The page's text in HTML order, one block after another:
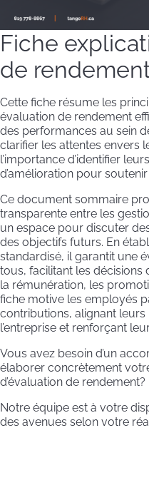
Fiche
de
Cette fiche résume les
évaluation de rendement
des performances au sein
clarifier les attentes envers
l’importance d’identifier
d’amélioration pour
Ce document sommaire
transparente entre les
un espace pour discuter
des objectifs futurs. En
standardisé, il garantit une
tous, facilitant les décisions
la rémunération, les
fiche motive les employés
contributions, alignant
l’entreprise et renforçant
Vous avez besoin d’un
élaborer concrètement
d’évaluation de rendement?
Notre équipe est à votre
des avenues selon votre